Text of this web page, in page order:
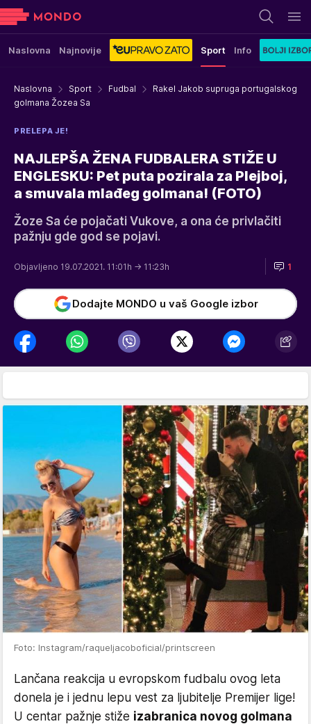
Naslovna Najnovije Sport Info
Naslovna Sport Fudbal
Rakel Jakob supruga portugalskog
golmana Žozea Sa
PRELEPA JE!
NAJLEPŠA ŽENA FUDBALERA STIŽE U
ENGLESKU: Pet puta pozirala za Plejboj,
a smuvala mlađeg golmana! (FOTO)
Žoze Sa će pojačati Vukove, a ona će privlačiti
pažnju gde god se pojavi.
Objavljeno 19.07.2021. 11:01h → 11:23h 1
Dodajte MONDO u vaš Google izbor
Foto: Instagram/raqueljacoboficial/printscreen
Lančana reakcija u evropskom fudbalu ovog leta
donela je i jednu lepu vest za ljubitelje Premijer lige!
U centar pažnje stiže izabranica novog golmana